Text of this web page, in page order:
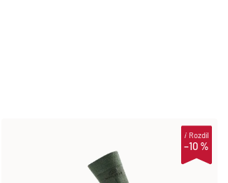
–10 %
iRozdíl